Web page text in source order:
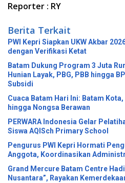
Reporter : RY
Berita Terkait
PWI Kepri Siapkan UKW Akbar
dengan Verifikasi Ketat
Batam Dukung Program 3 Juta
Hunian Layak, PBG, PBB hingga
Subsidi
Cuaca Batam Hari Ini: Batam
hingga Nongsa Berawan
PERWARA Indonesia Gelar
Siswa AQISch Primary School
Pengurus PWI Kepri Hormati
Anggota, Koordinasikan
Grand Mercure Batam Centre
Nusantara”, Rayakan